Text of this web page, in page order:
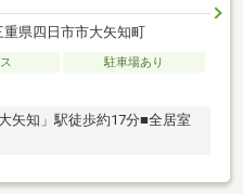
重県四日市市大矢知町
駐車場あり
矢知」駅徒歩約17分■全居室